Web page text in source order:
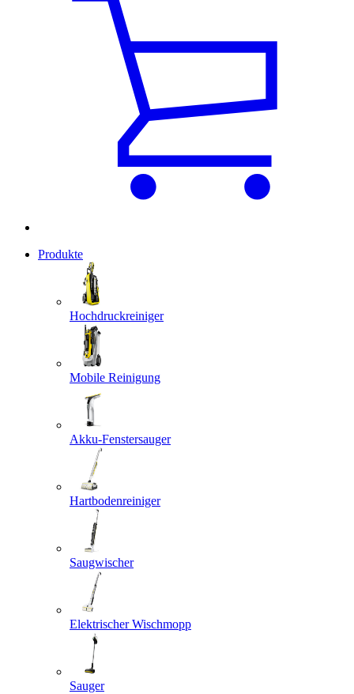
Produkte
Hochdruckreiniger
Mobile Reinigung
Akku-Fenstersauger
Hartbodenreiniger
Saugwischer
Elektrischer Wischmopp
Sauger